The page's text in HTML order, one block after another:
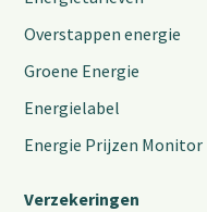
Overstappen energie
Groene Energie
Energielabel
Energie Prijzen Monitor
Verzekeringen